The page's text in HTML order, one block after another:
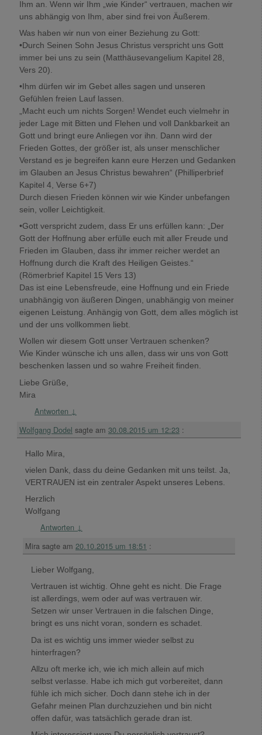
Ihm an. Wenn wir Ihm „wie Kinder“ vertrauen, machen wir
uns abhängig von Ihm, aber sind frei von Äußerem.
Was haben wir nun von einer Beziehung zu Gott:
•Durch Seinen Sohn Jesus Christus verspricht uns Gott
immer bei uns zu sein (Matthäusevangelium Kapitel 28,
Vers 20).
•Ihm dürfen wir im Gebet alles sagen und unseren
Gefühlen freien Lauf lassen.
„Macht euch um nichts Sorgen! Wendet euch vielmehr in
jeder Lage mit Bitten und Flehen und voll Dankbarkeit an
Gott und bringt eure Anliegen vor ihn. Dann wird der
Frieden Gottes, der größer ist, als unser menschlicher
Verstand es je begreifen kann eure Herzen und Gedanken
im Glauben an Jesus Christus bewahren“ (Philliperbrief
Kapitel 4, Verse 6+7)
Durch diesen Frieden können wir wie Kinder unbefangen
sein, voller Leichtigkeit.
•Gott verspricht zudem, dass Er uns erfüllen kann: „Der
Gott der Hoffnung aber erfülle euch mit aller Freude und
Frieden im Glauben, dass ihr immer reicher werdet an
Hoffnung durch die Kraft des Heiligen Geistes.“
(Römerbrief Kapitel 15 Vers 13)
Das ist eine Lebensfreude, eine Hoffnung und ein Friede
unabhängig von äußeren Dingen, unabhängig von meiner
eigenen Leistung. Anhängig von Gott, dem alles möglich ist
und der uns vollkommen liebt.
Wollen wir diesem Gott unser Vertrauen schenken?
Wie Kinder wünsche ich uns allen, dass wir uns von Gott
beschenken lassen und so wahre Freiheit finden.
Liebe Grüße,
Mira
Antworten ↓
Wolfgang Dodel sagte am 30.08.2015 um 12:23 :
Hallo Mira,
vielen Dank, dass du deine Gedanken mit uns teilst. Ja,
VERTRAUEN ist ein zentraler Aspekt unseres Lebens.
Herzlich
Wolfgang
Antworten ↓
Mira sagte am 20.10.2015 um 18:51 :
Lieber Wolfgang,
Vertrauen ist wichtig. Ohne geht es nicht. Die Frage
ist allerdings, wem oder auf was vertrauen wir.
Setzen wir unser Vertrauen in die falschen Dinge,
bringt es uns nicht voran, sondern es schadet.
Da ist es wichtig uns immer wieder selbst zu
hinterfragen?
Allzu oft merke ich, wie ich mich allein auf mich
selbst verlasse. Habe ich mich gut vorbereitet, dann
fühle ich mich sicher. Doch dann stehe ich in der
Gefahr meinen Plan durchzuziehen und bin nicht
offen dafür, was tatsächlich gerade dran ist.